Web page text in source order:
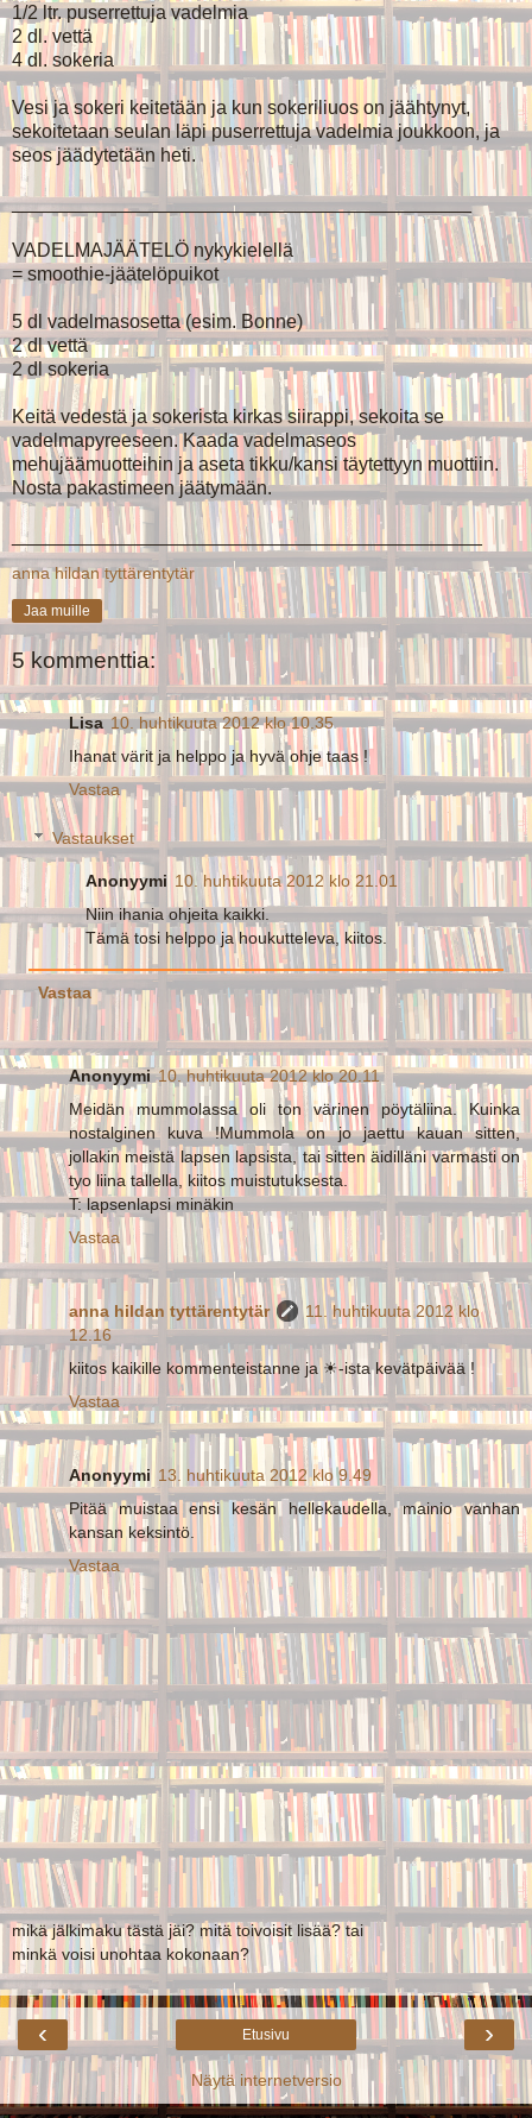
1/2 ltr. puserrettuja vadelmia
2 dl. vettä
4 dl. sokeria
Vesi ja sokeri keitetään ja kun sokeriliuos on jäähtynyt,
sekoitetaan seulan läpi puserrettuja vadelmia joukkoon, ja
seos jäädytetään heti.
___________________________________________
VADELMAJÄÄTELÖ nykykielellä
= smoothie-jäätelöpuikot
5 dl vadelmasosetta (esim. Bonne)
2 dl vettä
2 dl sokeria
Keitä vedestä ja sokerista kirkas siirappi, sekoita se
vadelmapyreeseen. Kaada vadelmaseos
mehujäämuotteihin ja aseta tikku/kansi täytettyyn muottiin.
Nosta pakastimeen jäätymään.
____________________________________________
anna hildan tyttärentytär
Jaa muille
5 kommenttia:
Lisa 10. huhtikuuta 2012 klo 10.35
Ihanat värit ja helppo ja hyvä ohje taas !
Vastaa
Vastaukset
Anonyymi 10. huhtikuuta 2012 klo 21.01
Niin ihania ohjeita kaikki.
Tämä tosi helppo ja houkutteleva, kiitos.
Vastaa
Anonyymi 10. huhtikuuta 2012 klo 20.11
Meidän mummolassa oli ton värinen pöytäliina. Kuinka
nostalginen kuva !Mummola on jo jaettu kauan sitten,
jollakin meistä lapsen lapsista, tai sitten äidilläni varmasti on
tyo liina tallella, kiitos muistutuksesta.
T: lapsenlapsi minäkin
Vastaa
anna hildan tyttärentytär
11. huhtikuuta 2012 klo
12.16
kiitos kaikille kommenteistanne ja ☀-ista kevätpäivää !
Vastaa
Anonyymi 13. huhtikuuta 2012 klo 9.49
Pitää muistaa ensi kesän hellekaudella, mainio vanhan
kansan keksintö.
Vastaa
mikä jälkimaku tästä jäi? mitä toivoisit lisää? tai
minkä voisi unohtaa kokonaan?
‹ ›
Etusivu
Näytä internetversio